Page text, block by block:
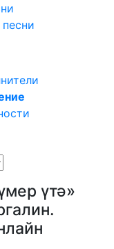
үтә»